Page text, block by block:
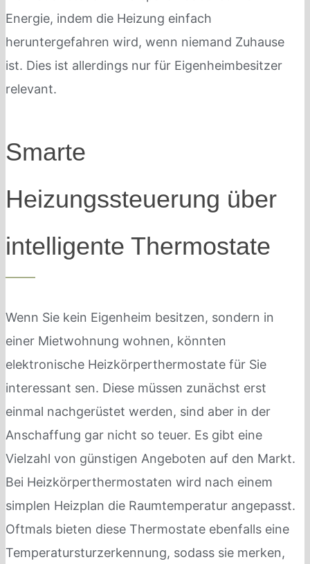
Energie, indem die Heizung einfach
heruntergefahren wird, wenn niemand Zuhause
ist. Dies ist allerdings nur für Eigenheimbesitzer
relevant.
Smarte
Heizungssteuerung über
intelligente Thermostate
Wenn Sie kein Eigenheim besitzen, sondern in
einer Mietwohnung wohnen, könnten
elektronische Heizkörperthermostate für Sie
interessant sen. Diese müssen zunächst erst
einmal nachgerüstet werden, sind aber in der
Anschaffung gar nicht so teuer. Es gibt eine
Vielzahl von günstigen Angeboten auf den Markt.
Bei Heizkörperthermostaten wird nach einem
simplen Heizplan die Raumtemperatur angepasst.
Oftmals bieten diese Thermostate ebenfalls eine
Temperatursturzerkennung, sodass sie merken,